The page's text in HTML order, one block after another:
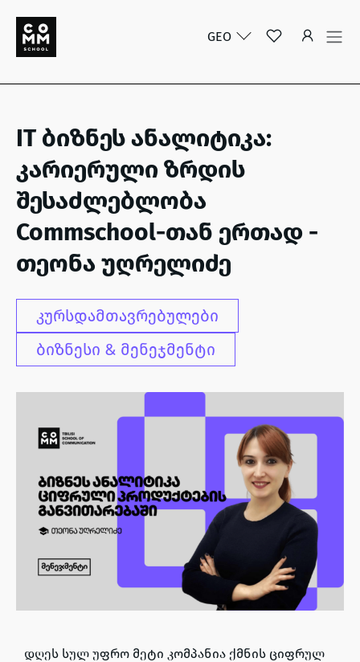
GEO
IT ბიზნეს ანალიტიკა:
კარიერული ზრდის
შესაძლებლობა
Commschool-თან ერთად -
თეონა უღრელიძე
კურსდამთავრებულები
ბიზნესი & მენეჯმენტი
დღეს სულ უფრო მეტი კომპანია ქმნის ციფრულ